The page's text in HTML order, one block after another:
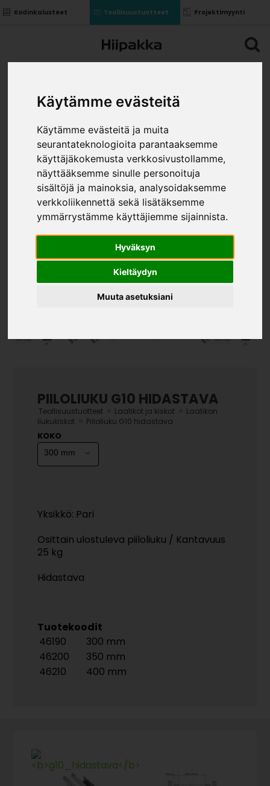
Käytämme evästeitä
Käytämme evästeitä ja muita
seurantateknologioita parantaaksemme
käyttäjäkokemusta verkkosivustollamme,
näyttääksemme sinulle personoituja
sisältöjä ja mainoksia, analysoidaksemme
verkkoliikennettä sekä lisätäksemme
ymmärrystämme käyttäjiemme sijainnista.
Hyväksyn
Kieltäydyn
Muuta asetuksiani
Kodinkalusteet Teollisuustuotteet Projektimyynti
PIILOLIUKU G10 HIDASTAVA
Teollisuustuotteet Laatikot ja kiskot
Laatikon
liukukiskot
Piiloliuku G10 hidastava
KOKO
Yksikkö: Pari
Osittain ulostuleva piiloliuku / Kantavuus
25 kg
Hidastava
Tuotekoodit
46190
300 mm
46200
350 mm
46210
400 mm